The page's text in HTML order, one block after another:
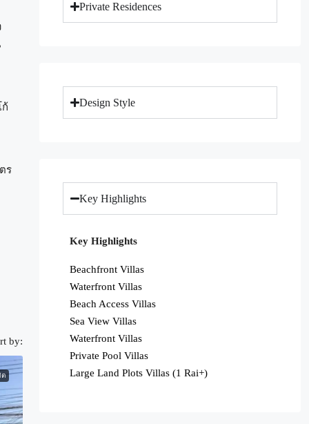
ร
by:
ต
Private Residences
Design Style
Key Highlights
Key Highlights
Beachfront Villas
Waterfront Villas
Beach Access Villas
Sea View Villas
Waterfront Villas
Private Pool Villas
Large Land Plots Villas (1 Rai+)